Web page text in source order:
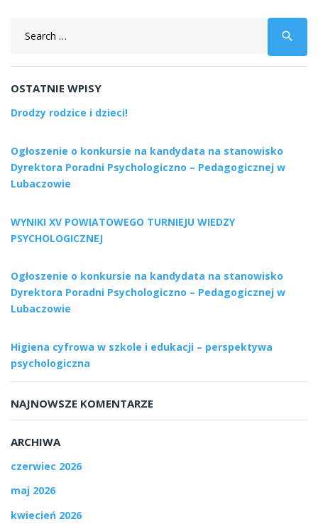
for:
search
OSTATNIE WPISY
Drodzy rodzice i dzieci!
Ogłoszenie o konkursie na kandydata na stanowisko
Dyrektora Poradni Psychologiczno – Pedagogicznej w
Lubaczowie
WYNIKI XV POWIATOWEGO TURNIEJU WIEDZY
PSYCHOLOGICZNEJ
Ogłoszenie o konkursie na kandydata na stanowisko
Dyrektora Poradni Psychologiczno – Pedagogicznej w
Lubaczowie
Higiena cyfrowa w szkole i edukacji – perspektywa
psychologiczna
NAJNOWSZE KOMENTARZE
ARCHIWA
czerwiec 2026
maj 2026
kwiecień 2026